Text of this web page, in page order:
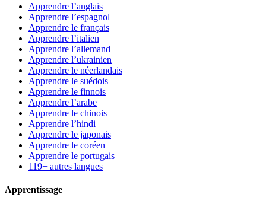
Apprendre l’anglais
Apprendre l’espagnol
Apprendre le français
Apprendre l’italien
Apprendre l’allemand
Apprendre l’ukrainien
Apprendre le néerlandais
Apprendre le suédois
Apprendre le finnois
Apprendre l’arabe
Apprendre le chinois
Apprendre l’hindi
Apprendre le japonais
Apprendre le coréen
Apprendre le portugais
119+ autres langues
Apprentissage